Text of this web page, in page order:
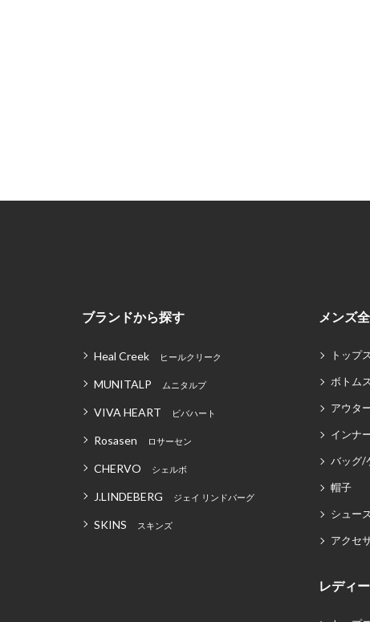
ブランドから探す
Heal Creek ヒールクリーク
MUNITALP ムニタルプ
VIVA HEART ビバハート
Rosasen ロサーセン
CHERVO シェルボ
J.LINDEBERG ジェイ リンドバーグ
SKINS スキンズ
メンズ
トップス
ボトムス
アウタ
インナ
バッグ/
帽子
シュー
アクセ
レディ